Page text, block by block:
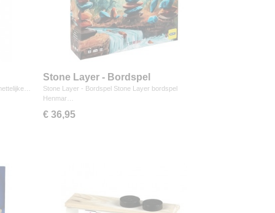
Stone Layer - Bordspel
Stone Layer - Bordspel Stone Layer bordspel
Henmar…
€ 36,95